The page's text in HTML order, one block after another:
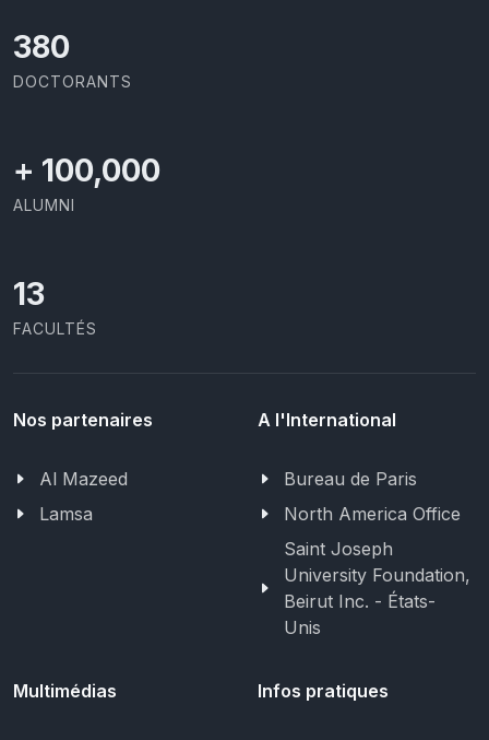
403
DOCTORANTS
+ 100,000
ALUMNI
13
FACULTÉS
Nos partenaires
Al Mazeed
Lamsa
A l'International
Bureau de Paris
North America Office
Saint Joseph
University Foundation,
Beirut Inc. - États-
Unis
Multimédias Infos pratiques